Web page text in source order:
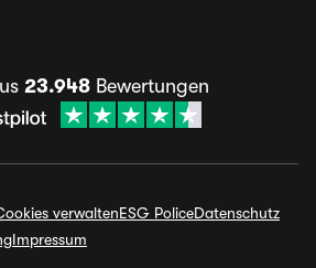
23.948 Bewertungen
verwaltenESG PoliceDatenschutz
Impressum